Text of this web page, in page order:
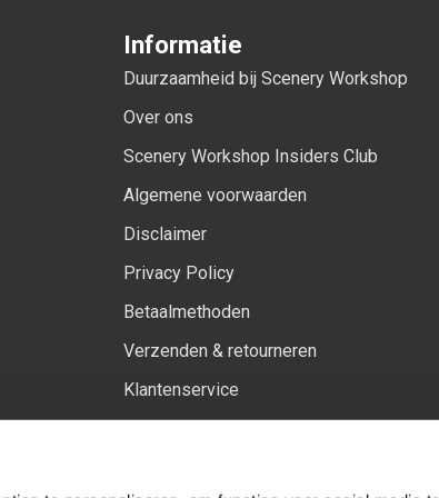
Informatie
Duurzaamheid bij Scenery Workshop
Over ons
Scenery Workshop Insiders Club
Algemene voorwaarden
Disclaimer
Privacy Policy
Betaalmethoden
Verzenden & retourneren
Klantenservice